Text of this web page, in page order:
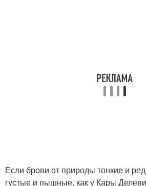
Если брови от природы тонкие и
густые и пышные, как у Кары